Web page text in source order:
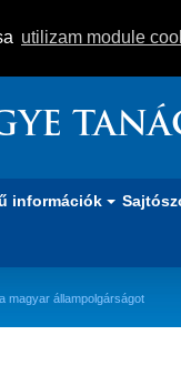
utilizam module
információk
magyar állampolgárságot